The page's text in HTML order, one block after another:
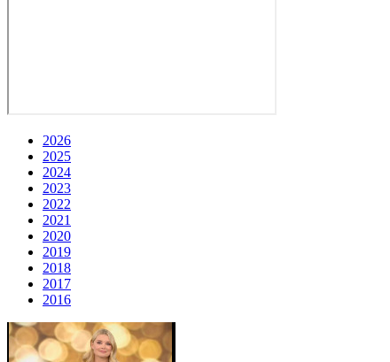
2026
2025
2024
2023
2022
2021
2020
2019
2018
2017
2016